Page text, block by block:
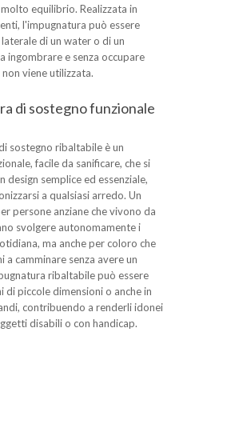
equilibrio. Realizzata in
l'impugnatura può essere
di un water o di un
ingombrare e senza occupare
viene utilizzata.
di sostegno funzionale
sostegno ribaltabile è un
facile da sanificare, che si
design semplice ed essenziale,
a qualsiasi arredo. Un
persone anziane che vivono da
svolgere autonomamente i
ma anche per coloro che
a camminare senza avere un
ribaltabile può essere
di piccole dimensioni o anche in
contribuendo a renderli idonei
disabili o con handicap.